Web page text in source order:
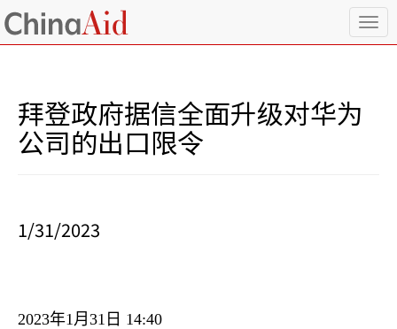
T
o
拜登政府据信全面升级对华为
公司的出口限令
1/31/2023
2023年1月 31 日 14:40